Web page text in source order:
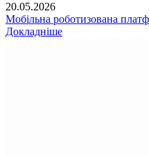
20.05.2026
Мобільна роботизована
Докладніше